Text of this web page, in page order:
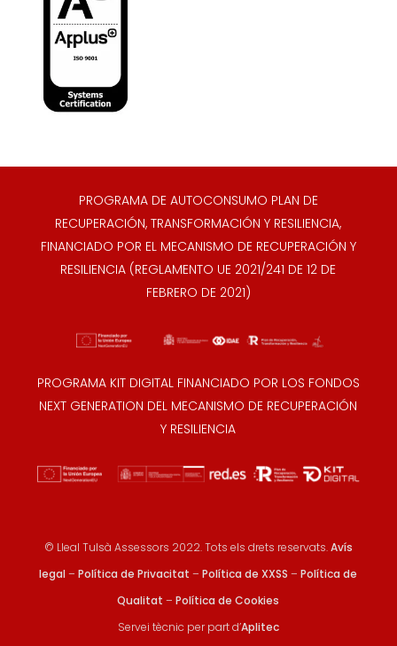
PROGRAMA DE AUTOCONSUMO PLAN DE
RECUPERACIÓN, TRANSFORMACIÓN Y RESILIENCIA,
FINANCIADO POR EL MECANISMO DE RECUPERACIÓN Y
RESILIENCIA (REGLAMENTO UE 2021/241 DE 12 DE
FEBRERO DE 2021)
PROGRAMA KIT DIGITAL FINANCIADO POR LOS FONDOS
NEXT GENERATION DEL MECANISMO DE RECUPERACIÓN
Y RESILIENCIA
© Lleal Tulsà Assessors 2022. Tots els drets reservats.Avís
legal–Política de Privacitat –Política de XXSS –Política de
Qualitat –Política de Cookies
Servei tècnic per part d’Aplitec